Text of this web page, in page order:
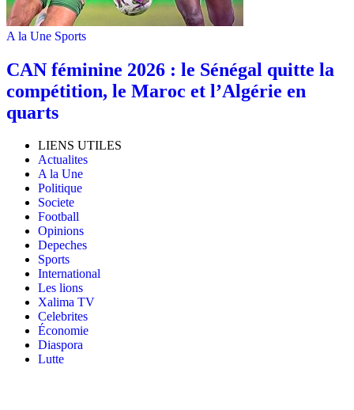
A la Une Sports
‎CAN féminine 2026 : le Sénégal quitte la
compétition, le Maroc et l’Algérie en
quarts
LIENS UTILES
Actualites
A la Une
Politique
Societe
Football
Opinions
Depeches
Sports
International
Les lions
Xalima TV
Celebrites
Économie
Diaspora
Lutte